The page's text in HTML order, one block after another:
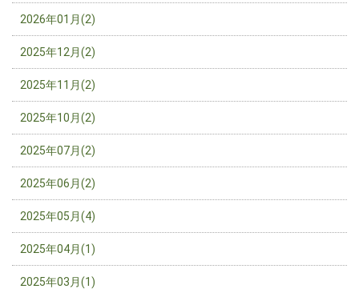
2026年01月(2)
2025年12月(2)
2025年11月(2)
2025年10月(2)
2025年07月(2)
2025年06月(2)
2025年05月(4)
2025年04月(1)
2025年03月(1)